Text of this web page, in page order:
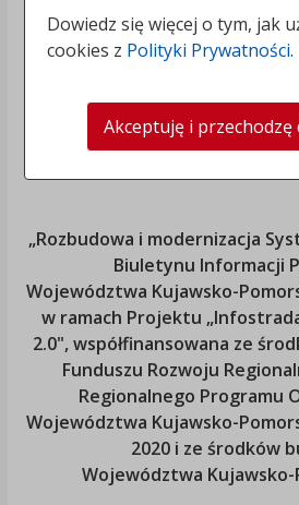
„Rozbudowa i modernizacja
Biuletynu Informacji
Województwa Kujawsko-
w ramach Projektu
2.0", współfinansowana ze
Funduszu Rozwoju
Regionalnego Programu
Województwa Kujawsko-
2020 i ze środków
Województwa
Dowiedz się więcej o tym, jak
cookies z Polityki Prywatności.
Akceptuję i przechodzę